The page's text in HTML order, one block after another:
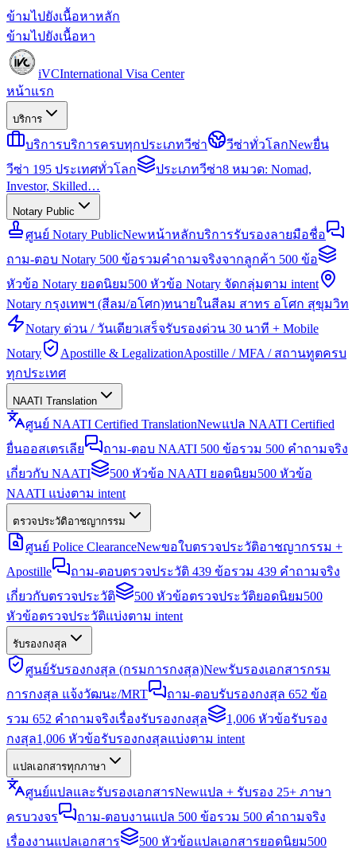
ข้ามไปยังเนื้อหาหลัก
ข้ามไปยังเนื้อหา
iVCInternational Visa Center
หน้าแรก
บริการ
บริการบริการครบทุกประเภทวีซ่า วีซ่าทั่วโลกNewยื่น
วีซ่า 195 ประเทศทั่วโลก
ประเภทวีซ่า8 หมวด: Nomad,
Investor, Skilled…
Notary Public
ศูนย์ Notary PublicNewหน้าหลักบริการรับรองลายมือชื่อ
ถาม-ตอบ Notary 500 ข้อรวมคำถามจริงจากลูกค้า 500 ข้อ
หัวข้อ Notary ยอดนิยม500 หัวข้อ Notary จัดกลุ่มตาม intent
Notary กรุงเทพฯ (สีลม/อโศก)ทนายในสีลม สาทร อโศก สุขุมวิท
Notary ด่วน / วันเดียวเสร็จรับรองด่วน 30 นาที + Mobile
Notary
Apostille & LegalizationApostille / MFA / สถานทูตครบ
ทุกประเทศ
NAATI Translation
ศูนย์ NAATI Certified TranslationNewแปล NAATI Certified
ยื่นออสเตรเลีย
ถาม-ตอบ NAATI 500 ข้อรวม 500 คำถามจริง
เกี่ยวกับ NAATI
500 หัวข้อ NAATI ยอดนิยม500 หัวข้อ
NAATI แบ่งตาม intent
ตรวจประวัติอาชญากรรม
ศูนย์ Police ClearanceNewขอใบตรวจประวัติอาชญากรรม +
Apostille
ถาม-ตอบตรวจประวัติ 439 ข้อรวม 439 คำถามจริง
เกี่ยวกับตรวจประวัติ
500 หัวข้อตรวจประวัติยอดนิยม500
หัวข้อตรวจประวัติแบ่งตาม intent
รับรองกงสุล
ศูนย์รับรองกงสุล (กรมการกงสุล)Newรับรองเอกสารกรม
การกงสุล แจ้งวัฒนะ/MRT
ถาม-ตอบรับรองกงสุล 652 ข้อ
รวม 652 คำถามจริงเรื่องรับรองกงสุล
1,006 หัวข้อรับรอง
กงสุล1,006 หัวข้อรับรองกงสุลแบ่งตาม intent
แปลเอกสารทุกภาษา
ศูนย์แปลและรับรองเอกสารNewแปล + รับรอง 25+ ภาษา
ครบวงจร
ถาม-ตอบงานแปล 500 ข้อรวม 500 คำถามจริง
เรื่องงานแปลเอกสาร
500 หัวข้อแปลเอกสารยอดนิยม500